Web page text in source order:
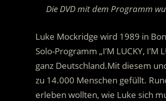
Die DVD mit dem Programm
Luke Mockridge wird 1989 in
Solo-Programm „I’M LUCKY,
ganz Deutschland.Mit diesem
zu 14.000 Menschen gefüllt.
erleben wollten, wie Luke sich